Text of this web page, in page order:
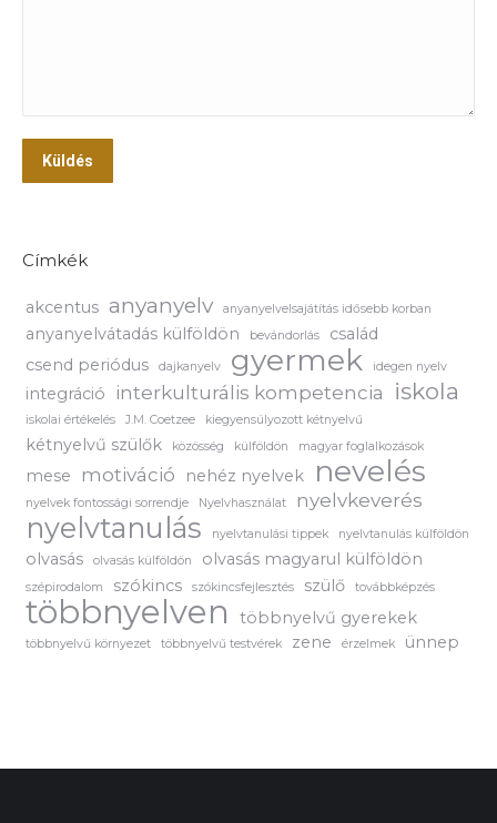
Küldés
Címkék
akcentus anyanyelv anyanyelvelsajátítás idősebb korban
anyanyelvátadás külföldön bevándorlás
család
csend periódus
dajkanyelv gyermek idegen nyelv
integráció interkulturális kompetencia iskola
iskolai értékelés J.M. Coetzee kiegyensúlyozott kétnyelvű
kétnyelvű szülők közösség külföldön magyar foglalkozások
mese motiváció nehéz nyelvek nevelés
nyelvek fontossági sorrendje Nyelvhasználat nyelvkeverés
nyelvtanulás nyelvtanulási tippek nyelvtanulás külföldön
olvasás olvasás külföldön olvasás magyarul külföldön
szépirodalom szókincs szókincsfejlesztés szülő továbbképzés
többnyelven többnyelvű gyerekek
többnyelvű környezet többnyelvű testvérek zene érzelmek ünnep